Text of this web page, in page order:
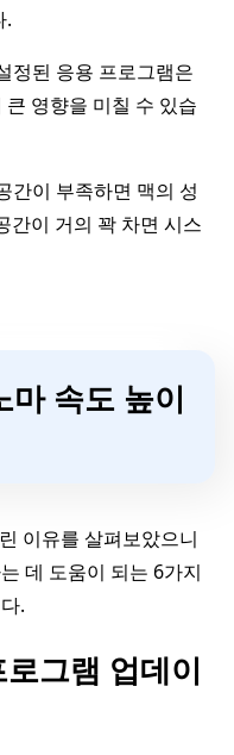
.
정된 응용 프로그램은
영향을 미칠 수 있습
간이 부족하면 맥의 성
간이 거의 꽉 차면 시스
마 속도 높이
이유를 살펴보았으니
데 도움이 되는 6가지
.
그램 업데이